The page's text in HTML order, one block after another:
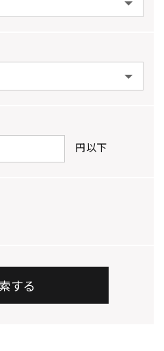
円以下